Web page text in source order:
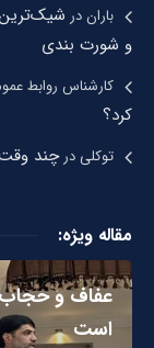
باراندر شیک‌ترین
و شورت بندی
کارشناس روابط
کرد؟
توکلیدرچند وقت
مقاله ویژه:
عفاف و
است